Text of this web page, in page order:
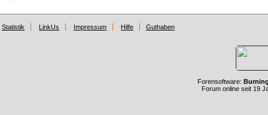
Statistik LinkUs Impressum Hilfe Guthaben
Forensoftware:
Forum online seit 19